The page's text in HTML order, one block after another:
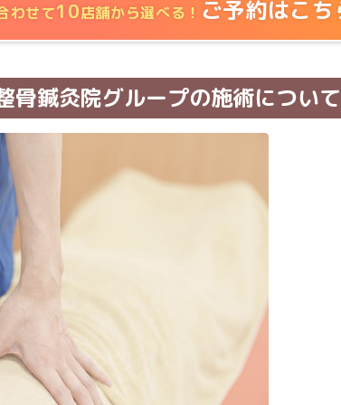
わせて10店舗から選べる！ ご予約はこち
骨鍼灸院グループの施術について